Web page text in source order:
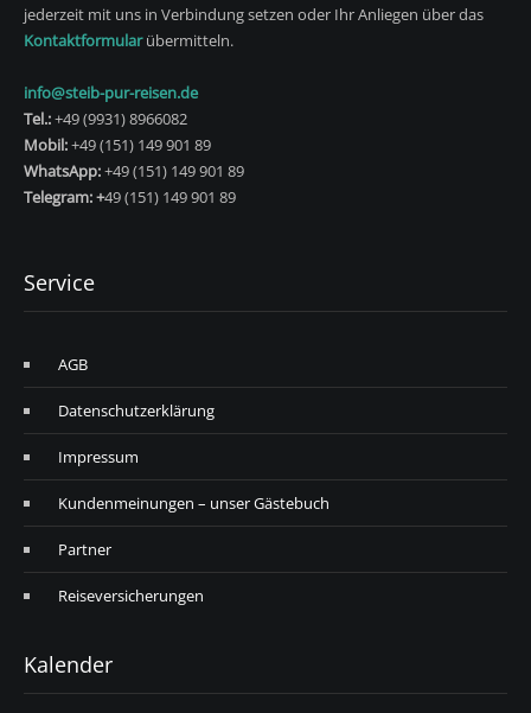
jederzeit mit uns in Verbindung setzen oder Ihr Anliegen über das
Kontaktformularübermitteln.
info@steib-pur-reisen.de
Tel.:+49 (9931) 8966082
Mobil:+49 (151) 149 901 89
WhatsApp:+49 (151) 149 901 89
Telegram: +49 (151) 149 901 89
Service
AGB
Datenschutzerklärung
Impressum
Kundenmeinungen – unser Gästebuch
Partner
Reiseversicherungen
Kalender